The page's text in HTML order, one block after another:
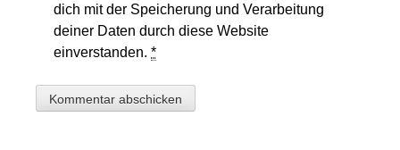
dich mit der Speicherung und Verarbeitung
deiner Daten durch diese Website
einverstanden.*